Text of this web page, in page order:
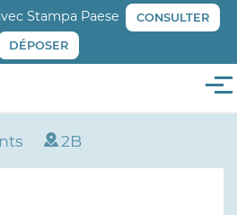
Stampa Paese CONSULTER
DÉPOSER
2B